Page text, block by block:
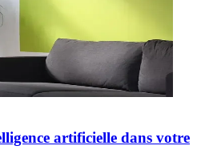
artificielle dans votre